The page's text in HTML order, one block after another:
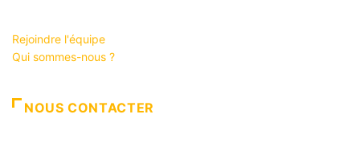
Rejoindre l'équipe
Qui sommes-nous ?
NOUS CONTACTER